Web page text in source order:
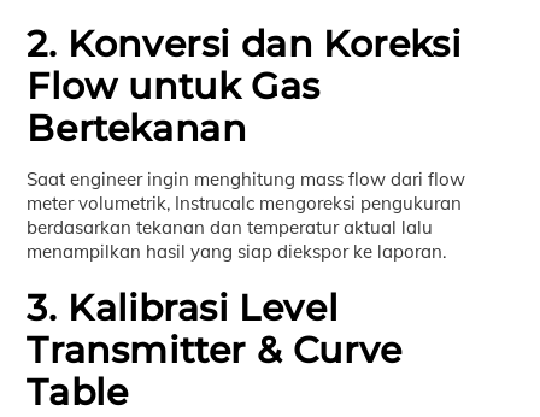
2. Konversi dan Koreksi
Flow untuk Gas
Bertekanan
Saat engineer ingin menghitung mass flow dari flow
meter volumetrik, Instrucalc mengoreksi pengukuran
berdasarkan tekanan dan temperatur aktual lalu
menampilkan hasil yang siap diekspor ke laporan.
3. Kalibrasi Level
Transmitter & Curve
Table